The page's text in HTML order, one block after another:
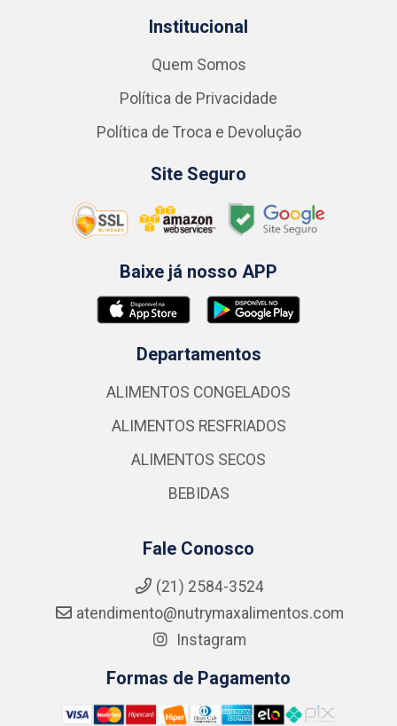
Institucional
Quem Somos
Política de Privacidade
Política de Troca e Devolução
Site Seguro
Baixe já nosso APP
Departamentos
ALIMENTOS CONGELADOS
ALIMENTOS RESFRIADOS
ALIMENTOS SECOS
BEBIDAS
Fale Conosco
(21) 2584-3524
atendimento@nutrymaxalimentos.com
Instagram
Formas de Pagamento